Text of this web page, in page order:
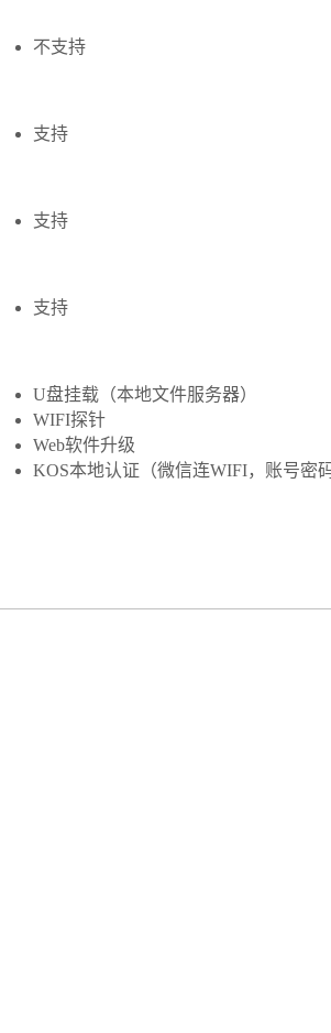
不支持
支持
支持
支持
U盘挂载（本地文件服务器）
WIFI探针
Web软件升级
KOS本地认证（微信连WIFI，账号密